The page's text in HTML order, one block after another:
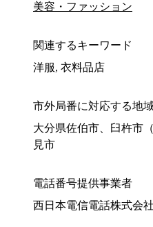
美容・ファッション
関連するキーワード
洋服, 衣料品店
市外局番に対応する地
大分県佐伯市、臼杵市
見市
電話番号提供事業者
西日本電信電話株式会社